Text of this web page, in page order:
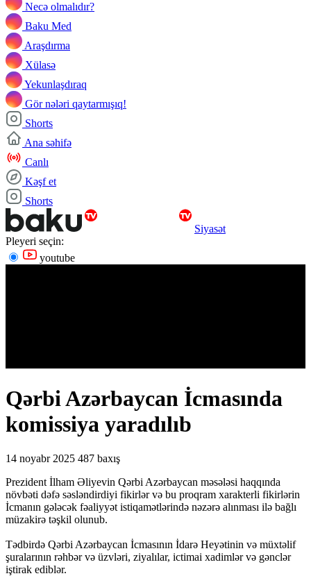
Necə olmalıdır?
Baku Med
Araşdırma
Xülasə
Yekunlaşdıraq
Gör nələri qaytarmışıq!
Shorts
Ana səhifə
Canlı
Kəşf et
Shorts
Siyasət
Pleyeri seçin:
youtube
Qərbi Azərbaycan İcmasında
komissiya yaradılıb
14 noyabr 2025 487 baxış
Prezident İlham Əliyevin Qərbi Azərbaycan məsələsi haqqında
növbəti dəfə səsləndirdiyi fikirlər və bu proqram xarakterli fikirlərin
İcmanın gələcək fəaliyyət istiqamətlərində nəzərə alınması ilə bağlı
müzakirə təşkil olunub.
Tədbirdə Qərbi Azərbaycan İcmasının İdarə Heyətinin və müxtəlif
şuralarının rəhbər və üzvləri, ziyalılar, ictimai xadimlər və gənclər
iştirak ediblər.